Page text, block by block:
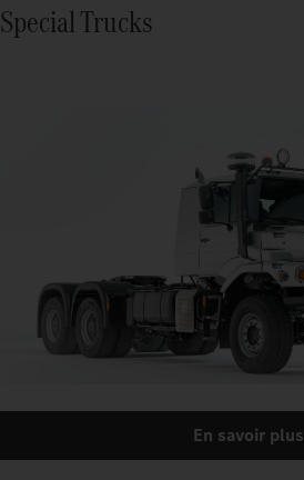
Special Trucks
En savoir plus